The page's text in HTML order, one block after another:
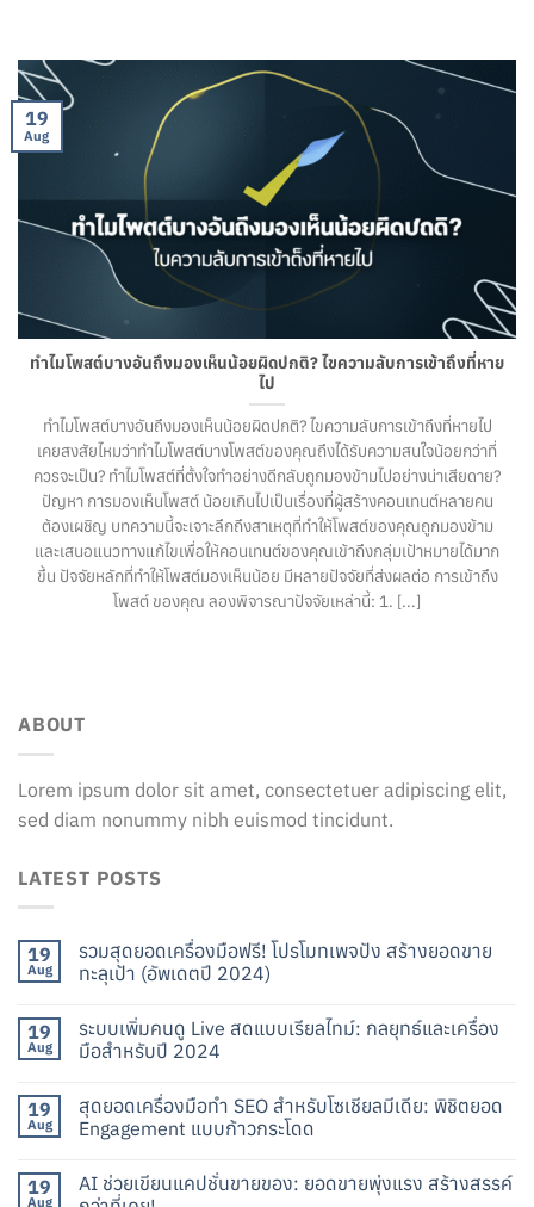
ทำไมโพสต์บางอันถึงมองเห็นน้อยผิดปกติ? ไขความลับการเข้าถึงที่หาย
ไป
ทำไมโพสต์บางอันถึงมองเห็นน้อยผิดปกติ? ไขความลับการเข้าถึงที่หายไป
เคยสงสัยไหมว่าทำไมโพสต์บางโพสต์ของคุณถึงได้รับความสนใจน้อยกว่าที่
ควรจะเป็น? ทำไมโพสต์ที่ตั้งใจทำอย่างดีกลับถูกมองข้ามไปอย่างน่าเสียดาย?
ปัญหา การมองเห็นโพสต์ น้อยเกินไปเป็นเรื่องที่ผู้สร้างคอนเทนต์หลายคน
ต้องเผชิญ บทความนี้จะเจาะลึกถึงสาเหตุที่ทำให้โพสต์ของคุณถูกมองข้าม
และเสนอแนวทางแก้ไขเพื่อให้คอนเทนต์ของคุณเข้าถึงกลุ่มเป้าหมายได้มาก
ขึ้น ปัจจัยหลักที่ทำให้โพสต์มองเห็นน้อย มีหลายปัจจัยที่ส่งผลต่อ การเข้าถึง
โพสต์ ของคุณ ลองพิจารณาปัจจัยเหล่านี้: 1. [...]
19
Aug
ABOUT
Lorem ipsum dolor sit amet, consectetuer adipiscing elit,
sed diam nonummy nibh euismod tincidunt.
LATEST POSTS
19
Aug
รวมสุดยอดเครื่องมือฟรี! โปรโมทเพจปัง สร้างยอดขาย
ทะลุเป้า (อัพเดตปี 2024)
19
Aug
ระบบเพิ่มคนดู Live สดแบบเรียลไทม์: กลยุทธ์และเครื่อง
มือสำหรับปี 2024
19
Aug
สุดยอดเครื่องมือทำ SEO สำหรับโซเชียลมีเดีย: พิชิตยอด
Engagement แบบก้าวกระโดด
19
Aug
AI ช่วยเขียนแคปชั่นขายของ: ยอดขายพุ่งแรง สร้างสรรค์